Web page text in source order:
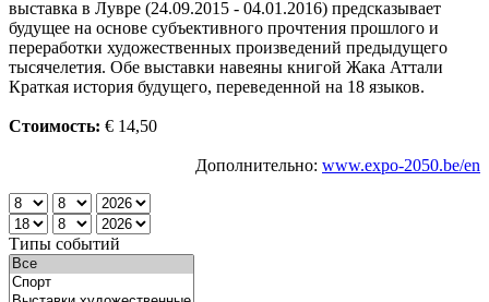
выставка в Лувре (24.09.2015 - 04.01.2016) предсказывает
будущее на основе субъективного прочтения прошлого и
переработки художественных произведений предыдущего
тысячелетия. Обе выставки навеяны книгой Жака Аттали
Краткая история будущего, переведенной на 18 языков.
Стоимость: € 14,50
Дополнительно: www.expo-2050.be/en
Типы событий